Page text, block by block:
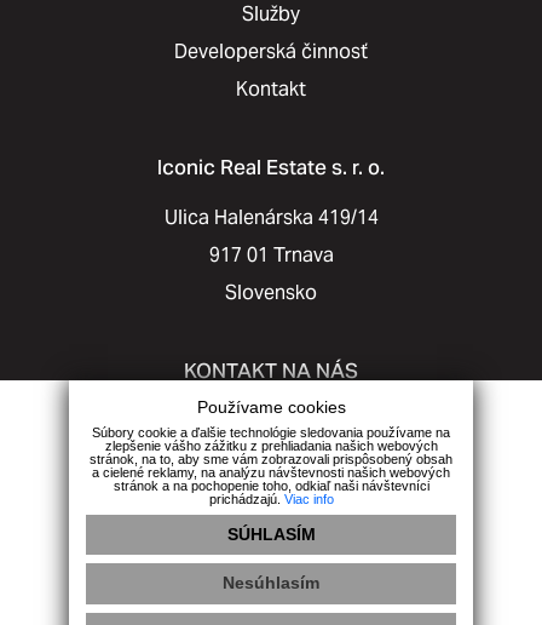
Služby
Developerská činnosť
Kontakt
Iconic Real Estate s. r. o.
Ulica Halenárska 419/14
917 01 Trnava
Slovensko
KONTAKT NA NÁS
+421 903 442 041
info@iconicreal.sk
Facebook| Instagram
Používame cookies
Súbory cookie a ďalšie technológie sledovania používame na
zlepšenie vášho zážitku z prehliadania našich webových
stránok, na to, aby sme vám zobrazovali prispôsobený obsah
a cielené reklamy, na analýzu návštevnosti našich webových
stránok a na pochopenie toho, odkiaľ naši návštevníci
prichádzajú. Viac info
SÚHLASÍM
Nesúhlasím